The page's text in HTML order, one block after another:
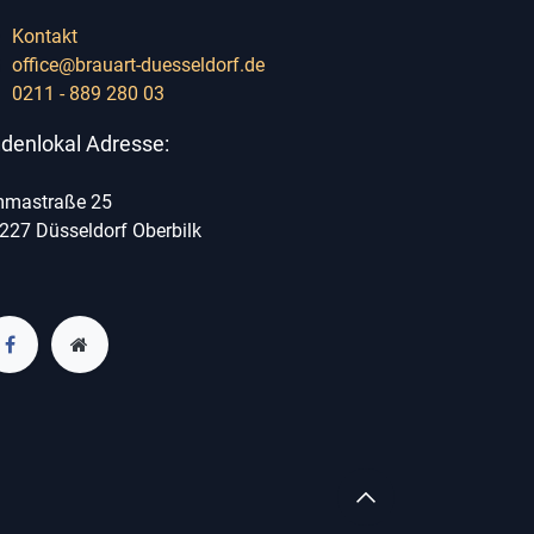
Kontakt
office@brauart-duesseldorf.de
0211 - 889 280 03
Adresse:
25
Düsseldorf Oberbilk